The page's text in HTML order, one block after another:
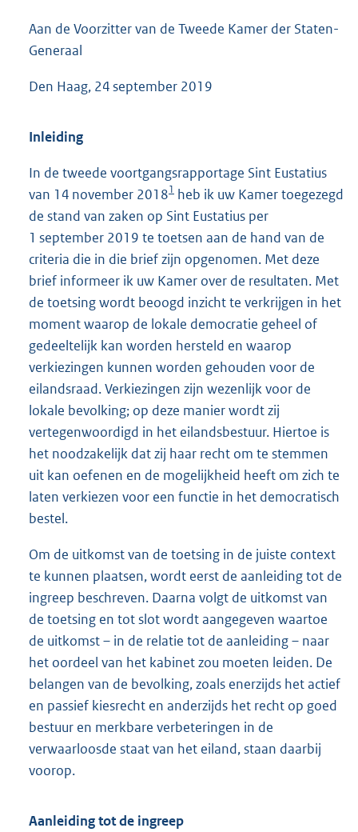
Aan de Voorzitter van de Tweede Kamer der Staten-
Generaal
Den Haag, 24 september 2019
Inleiding
In de tweede voortgangsrapportage Sint Eustatius
van 14 november 20181 heb ik uw Kamer toegezegd
de stand van zaken op Sint Eustatius per
1 september 2019 te toetsen aan de hand van de
criteria die in die brief zijn opgenomen. Met deze
brief informeer ik uw Kamer over de resultaten. Met
de toetsing wordt beoogd inzicht te verkrijgen in het
moment waarop de lokale democratie geheel of
gedeeltelijk kan worden hersteld en waarop
verkiezingen kunnen worden gehouden voor de
eilandsraad. Verkiezingen zijn wezenlijk voor de
lokale bevolking; op deze manier wordt zij
vertegenwoordigd in het eilandsbestuur. Hiertoe is
het noodzakelijk dat zij haar recht om te stemmen
uit kan oefenen en de mogelijkheid heeft om zich te
laten verkiezen voor een functie in het democratisch
bestel.
Om de uitkomst van de toetsing in de juiste context
te kunnen plaatsen, wordt eerst de aanleiding tot de
ingreep beschreven. Daarna volgt de uitkomst van
de toetsing en tot slot wordt aangegeven waartoe
de uitkomst – in de relatie tot de aanleiding – naar
het oordeel van het kabinet zou moeten leiden. De
belangen van de bevolking, zoals enerzijds het actief
en passief kiesrecht en anderzijds het recht op goed
bestuur en merkbare verbeteringen in de
verwaarloosde staat van het eiland, staan daarbij
voorop.
Aanleiding tot de ingreep